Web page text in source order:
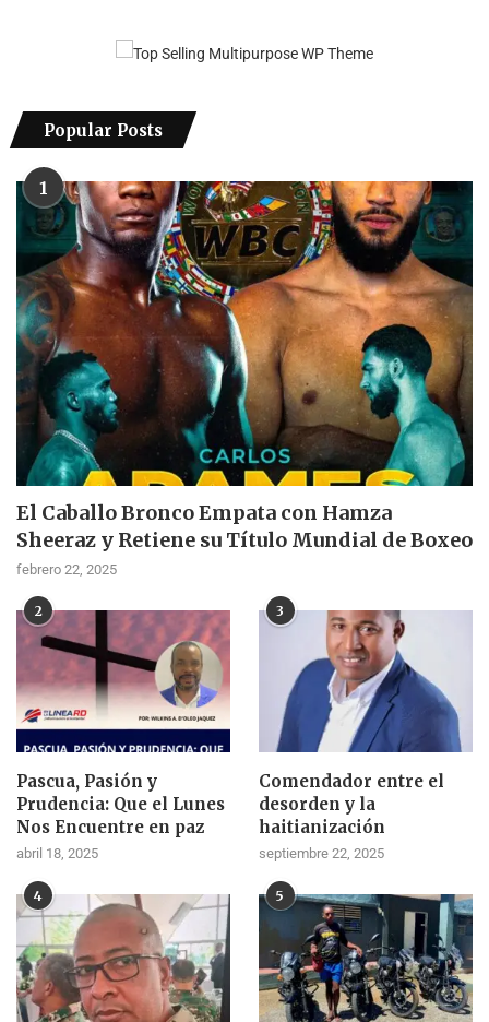
Popular Posts
1
El Caballo Bronco Empata con Hamza
Sheeraz y Retiene su Título Mundial de Boxeo
febrero 22, 2025
2
Pascua, Pasión y
Prudencia: Que el Lunes
Nos Encuentre en paz
abril 18, 2025
3
Comendador entre el
desorden y la
haitianización
septiembre 22, 2025
4 5